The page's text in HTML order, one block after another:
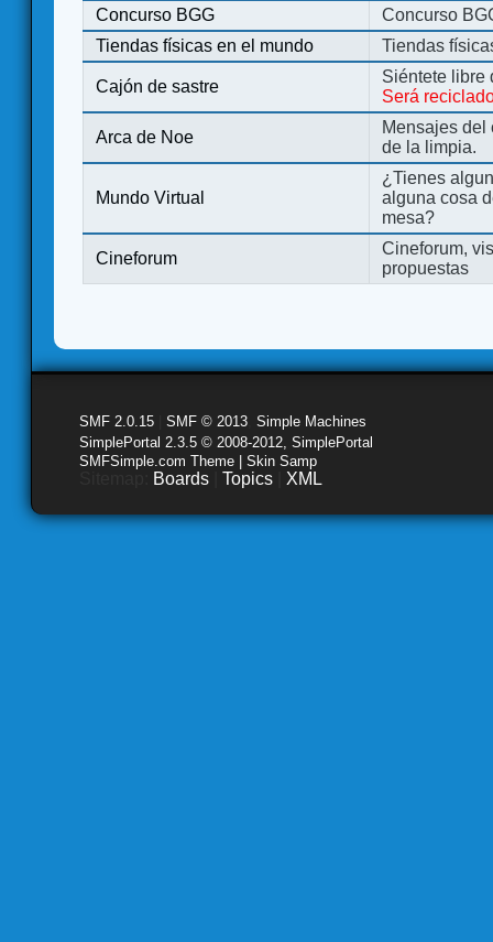
Concurso BGG
Concurso
Tiendas físicas en el mundo
Tiendas
Cajón de sastre
Siéntete libre
Será
Arca de Noe
Mensajes del
de la limpia.
Mundo Virtual
¿Tienes
alguna cosa
mesa?
Cineforum
Cineforum,
propuestas
SMF 2.0.15 SMF © 2013 Simple Machines
SimplePortal 2.3.5 © 2008-2012, SimplePortal
SMFSimple.com Theme | Skin Samp
Boards Topics XML